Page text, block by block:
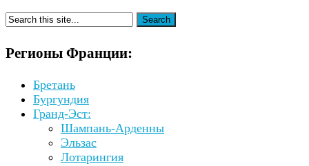
Регионы Франции:
Бретань
Бургундия
Гранд-Эст:
Шампань-Арденны
Эльзас
Лотарингия